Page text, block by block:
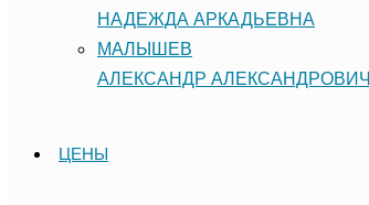
НАДЕЖДА АРКАДЬЕВНА
МАЛЫШЕВ
АЛЕКСАНДР АЛЕКСАНДРОВИЧ
ЦЕНЫ